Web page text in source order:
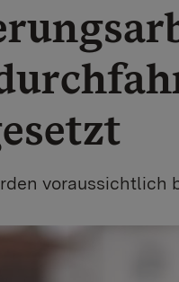
voraussichtlich